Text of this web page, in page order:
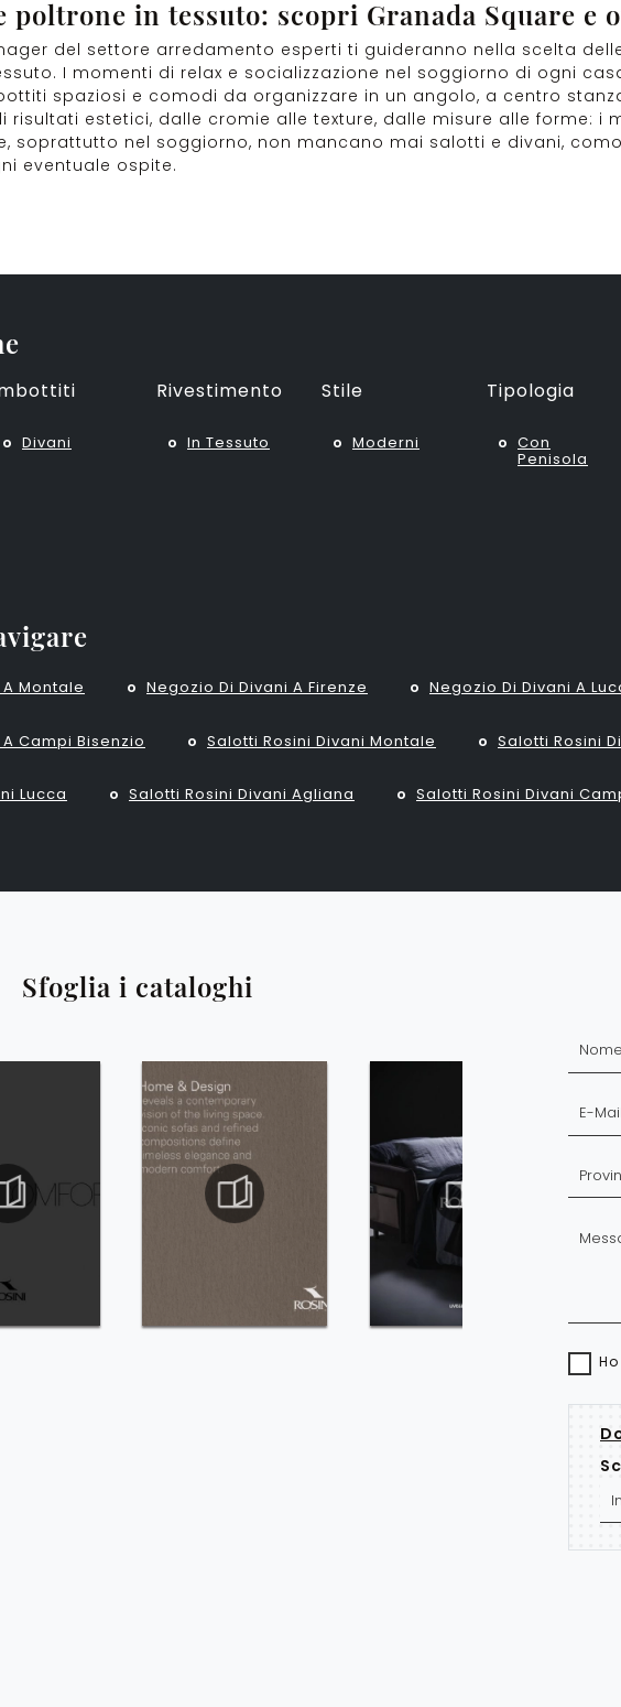
poltrone in tessuto: scopri Granada Square e
del settore arredamento esperti ti guideranno nella scelta
I momenti di relax e socializzazione nel soggiorno di ogni
spaziosi e comodi da organizzare in un angolo, a centro
risultati estetici, dalle cromie alle texture, dalle misure alle forme: i
soprattutto nel soggiorno, non mancano mai salotti e divani,
eventuale ospite.
Divani
Rivestimento
In Tessuto
Stile
Moderni
Tipologia
Con
Penisola
Montale Negozio Di Divani A Firenze Negozio Di Divani A
Campi Bisenzio Salotti Rosini Divani Montale Salotti Rosini
Lucca Salotti Rosini Divani Agliana Salotti Rosini Divani
Sfoglia i cataloghi